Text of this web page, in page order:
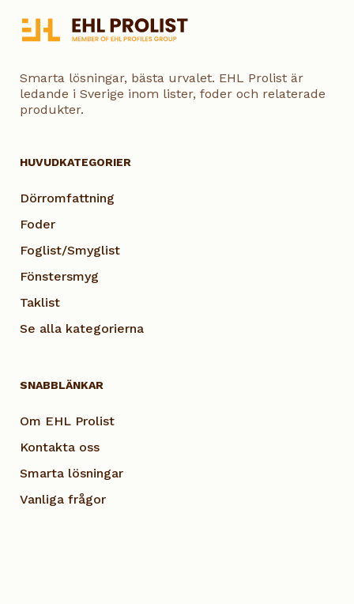
Smarta lösningar, bästa urvalet. EHL Prolist är
ledande i Sverige inom lister, foder och relaterade
produkter.
HUVUDKATEGORIER
Dörromfattning
Foder
Foglist/Smyglist
Fönstersmyg
Taklist
Se alla kategorierna
SNABBLÄNKAR
Om EHL Prolist
Kontakta oss
Smarta lösningar
Vanliga frågor